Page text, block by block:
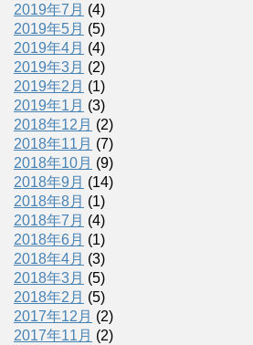
2019年7月 (4)
2019年5月 (5)
2019年4月 (4)
2019年3月 (2)
2019年2月 (1)
2019年1月 (3)
2018年12月 (2)
2018年11月 (7)
2018年10月 (9)
2018年9月 (14)
2018年8月 (1)
2018年7月 (4)
2018年6月 (1)
2018年4月 (3)
2018年3月 (5)
2018年2月 (5)
2017年12月 (2)
2017年11月 (2)